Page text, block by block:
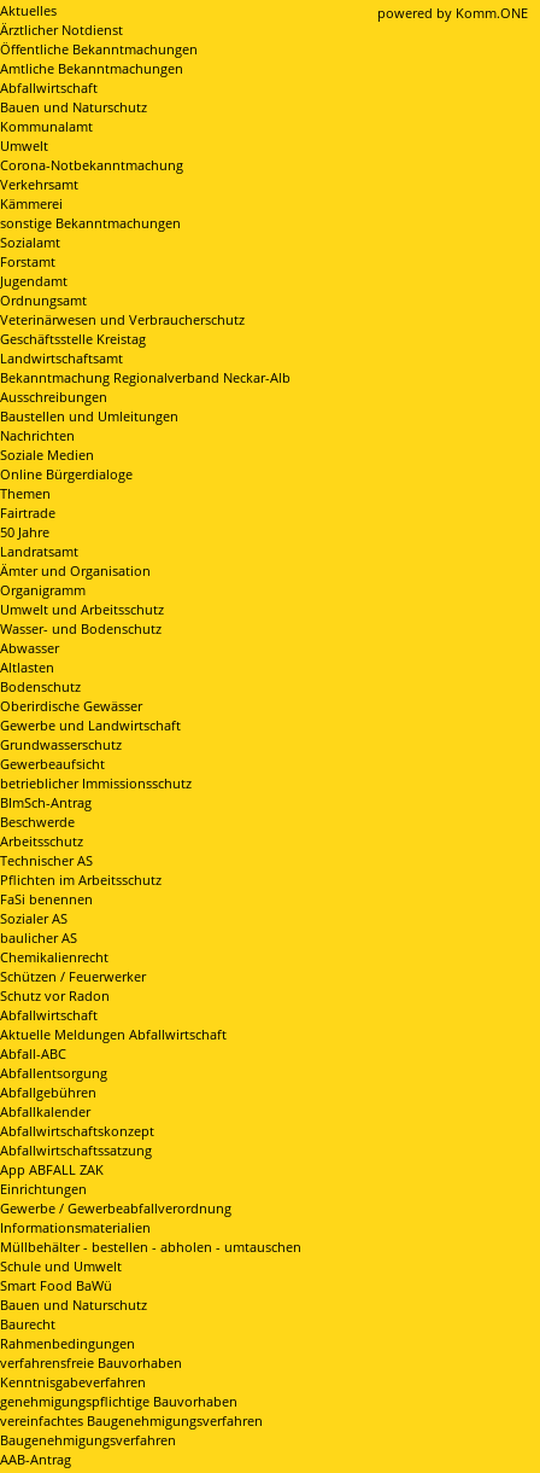
powered by Komm.ONE
Aktuelles
Ärztlicher Notdienst
Öffentliche Bekanntmachungen
Amtliche Bekanntmachungen
Abfallwirtschaft
Bauen und Naturschutz
Kommunalamt
Umwelt
Corona-Notbekanntmachung
Verkehrsamt
Kämmerei
sonstige Bekanntmachungen
Sozialamt
Forstamt
Jugendamt
Ordnungsamt
Veterinärwesen und Verbraucherschutz
Geschäftsstelle Kreistag
Landwirtschaftsamt
Bekanntmachung Regionalverband Neckar-Alb
Ausschreibungen
Baustellen und Umleitungen
Nachrichten
Soziale Medien
Online Bürgerdialoge
Themen
Fairtrade
50 Jahre
Landratsamt
Ämter und Organisation
Organigramm
Umwelt und Arbeitsschutz
Wasser- und Bodenschutz
Abwasser
Altlasten
Bodenschutz
Oberirdische Gewässer
Gewerbe und Landwirtschaft
Grundwasserschutz
Gewerbeaufsicht
betrieblicher Immissionsschutz
BImSch-Antrag
Beschwerde
Arbeitsschutz
Technischer AS
Pflichten im Arbeitsschutz
FaSi benennen
Sozialer AS
baulicher AS
Chemikalienrecht
Schützen / Feuerwerker
Schutz vor Radon
Abfallwirtschaft
Aktuelle Meldungen Abfallwirtschaft
Abfall-ABC
Abfallentsorgung
Abfallgebühren
Abfallkalender
Abfallwirtschaftskonzept
Abfallwirtschaftssatzung
App ABFALL ZAK
Einrichtungen
Gewerbe / Gewerbeabfallverordnung
Informationsmaterialien
Müllbehälter - bestellen - abholen - umtauschen
Schule und Umwelt
Smart Food BaWü
Bauen und Naturschutz
Baurecht
Rahmenbedingungen
verfahrensfreie Bauvorhaben
Kenntnisgabeverfahren
genehmigungspflichtige Bauvorhaben
vereinfachtes Baugenehmigungsverfahren
Baugenehmigungsverfahren
AAB-Antrag